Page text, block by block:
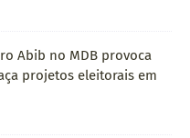
Abib no MDB provoca
projetos eleitorais em